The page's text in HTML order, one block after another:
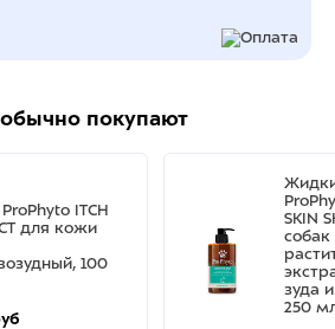
покупают
ITCH
для кожи
100
SKIN
собак
зуда
250